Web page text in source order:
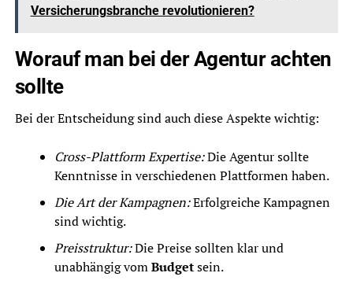
Versicherungsbranche revolutionieren?
Worauf man bei der Agentur achten
sollte
Bei der Entscheidung sind auch diese Aspekte wichtig:
Cross-Plattform Expertise:Die Agentur sollte
Kenntnisse in verschiedenen Plattformen haben.
Die Art der Kampagnen:Erfolgreiche Kampagnen
sind wichtig.
Preisstruktur:Die Preise sollten klar und
unabhängig vomBudgetsein.